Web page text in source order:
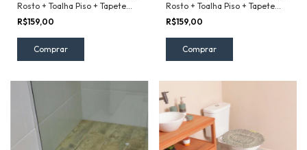
Rosto + Toalha Piso + Tapete
Remix Camesa Bege
R$159,00
Rosto + Toalha Piso + Tapete
Remix Camesa Rosa
R$159,00